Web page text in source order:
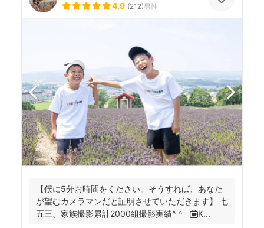
4.9 (212)男性
【僕に5分お時間をください。そうすれば、あなた
が望むカメラマンだと証明させていただきます】 七
五三、家族撮影累計2000組撮影実績^ ^ 📺K...